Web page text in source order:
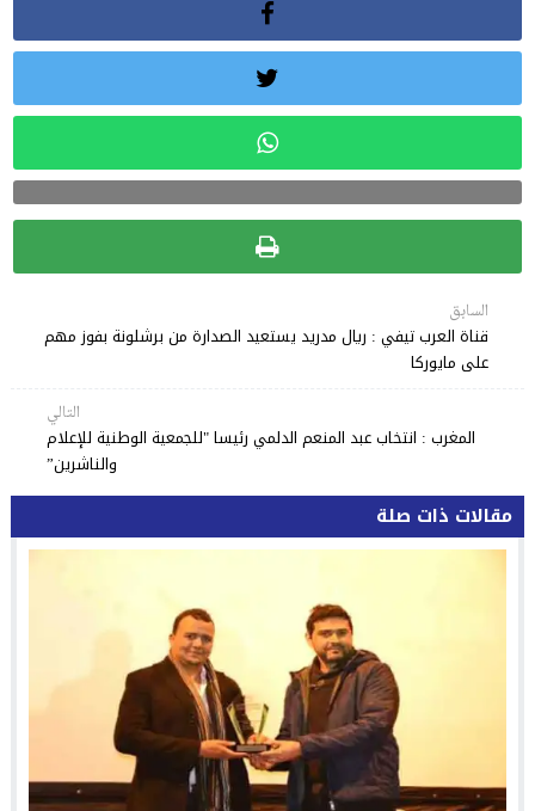
السابق
قناة العرب تيفي : ريال مدريد يستعيد الصدارة من برشلونة بفوز مهم
على مايوركا
التالي
المغرب : انتخاب عبد المنعم الدلمي رئيسا "للجمعية الوطنية للإعلام
والناشرين”
مقالات ذات صلة